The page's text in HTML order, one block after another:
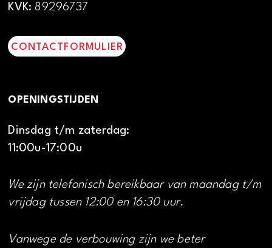
KVK: 89296737
CONTACTFORMULIER
OPENINGSTIJDEN
Dinsdag t/m zaterdag:
11:00u-17:00u
We zijn telefonisch bereikbaar van maandag t/m
vrijdag tussen 12:00 en 16:30 uur.
Vanwege de verbouwing zijn we beter